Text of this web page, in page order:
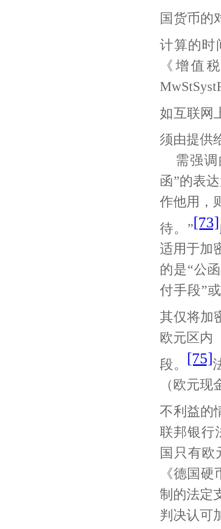
国货币的
计算的时
《增值
如互联网
须由提供
需强
函”的表
作他用，
待。”[73]
适用于加
的是“公
付手段”或
其仅将加
欧元区内
段。 [75]
（欧元
不利益的
联邦银行
国只有欧
《德国
制的法定
判决认可